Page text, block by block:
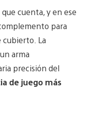
cuenta, y en ese
para
cubierto. La
arma
precisión del
de juego más